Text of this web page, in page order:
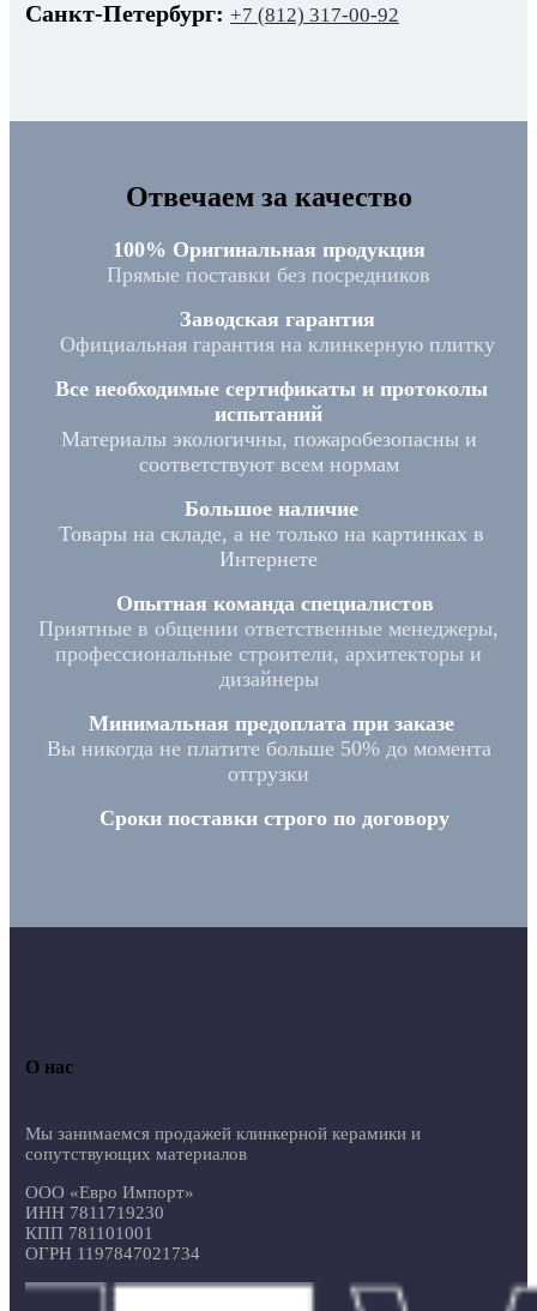
Санкт-Петербург: +7 (812) 317-00-92
Отвечаем за качество
100% Оригинальная продукция
Прямые поставки без посредников
Заводская гарантия
Официальная гарантия на клинкерную плитку
Все необходимые сертификаты и протоколы
испытаний
Материалы экологичны, пожаробезопасны и
соответствуют всем нормам
Большое наличие
Товары на складе, а не только на картинках в
Интернете
Опытная команда специалистов
Приятные в общении ответственные менеджеры,
профессиональные строители, архитекторы и
дизайнеры
Минимальная предоплата при заказе
Вы никогда не платите больше 50% до момента
отгрузки
Сроки поставки строго по договору
О нас
Мы занимаемся продажей клинкерной керамики и
сопутствующих материалов
ООО «Евро Импорт»
ИНН 7811719230
КПП 781101001
ОГРН 1197847021734